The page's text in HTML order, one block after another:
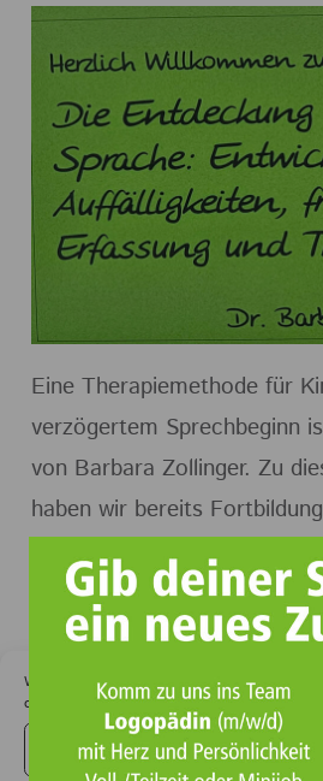
Wir verwenden Cookies, um unsere Website
optimieren.
Cookies
Eine Therapiemethode für
verzögertem Sprechbeginn
von Barbara Zollinger. Zu
haben wir bereits
Dozenten besucht und
erfolgreich in unserer
Am 16. und 17. Juni hatten
Gelegenheit Dr. Barbara
zu erleben.